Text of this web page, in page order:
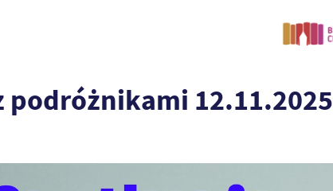
podróżnikami 12.11.2025